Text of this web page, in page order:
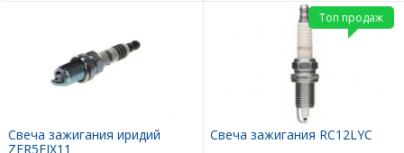
Свеча зажигания иридий
ZFR5FIX11
Свеча зажигания RC12LYC
Топ продаж